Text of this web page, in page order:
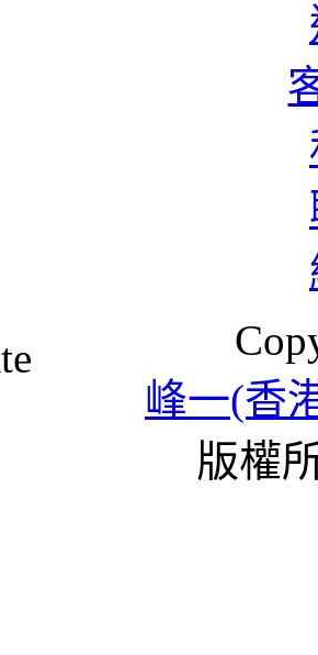
一
峰一(香
版權